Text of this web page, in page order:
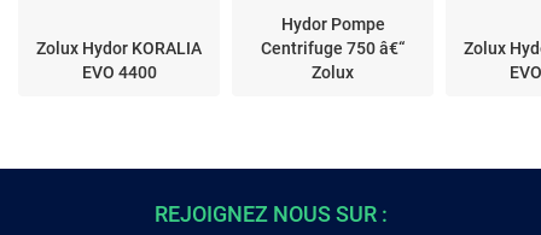
Zolux Hydor KORALIA
EVO 4400
Hydor Pompe
Centrifuge 750 â€“
Zolux
Zolux
REJOIGNEZ NOUS SUR :